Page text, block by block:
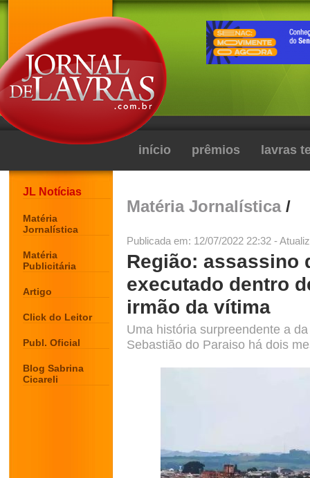
início prêmios lavras
JL Notícias
Matéria
Jornalística
Matéria
Publicitária
Artigo
Click do Leitor
Publ. Oficial
Blog Sabrina
Cicareli
Matéria Jornalística/
Publicada em: 12/07/2022 22:32 -
Região: assassino
executado dentro
irmão da vítima
Uma história surpreendente a
Sebastião do Paraiso há dois